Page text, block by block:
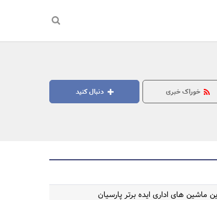
دنبال کنید خوراک خبری
ماشین های اداری ایده برتر پارسیان